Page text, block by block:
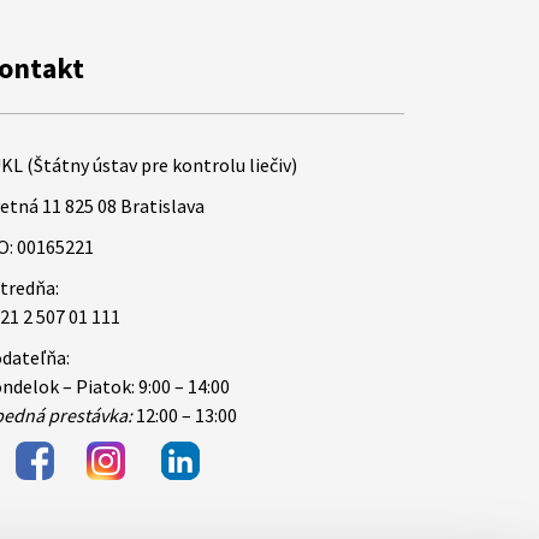
(Štátny ústav pre kontrolu liečiv)
11 825 08 Bratislava
00165221
2 507 01 111
– Piatok: 9:00 – 14:00
prestávka:12:00 – 13:00